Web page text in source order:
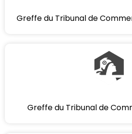
Greffe du Tribunal de
Greffe du Tribunal de